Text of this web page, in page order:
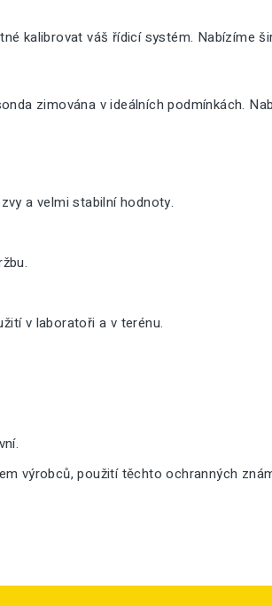
kalibrovat váš řídicí systém. Nabízíme
zimována v ideálních podmínkách.
a velmi stabilní hodnoty.
v laboratoři a v terénu.
výrobců, použití těchto ochranných